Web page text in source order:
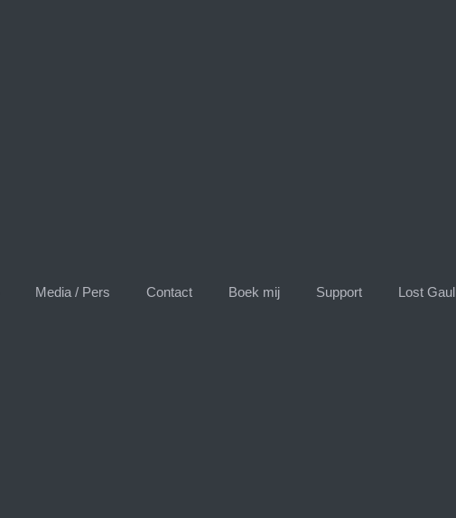
Media / Pers Contact Boek mij Support Lost Gaul